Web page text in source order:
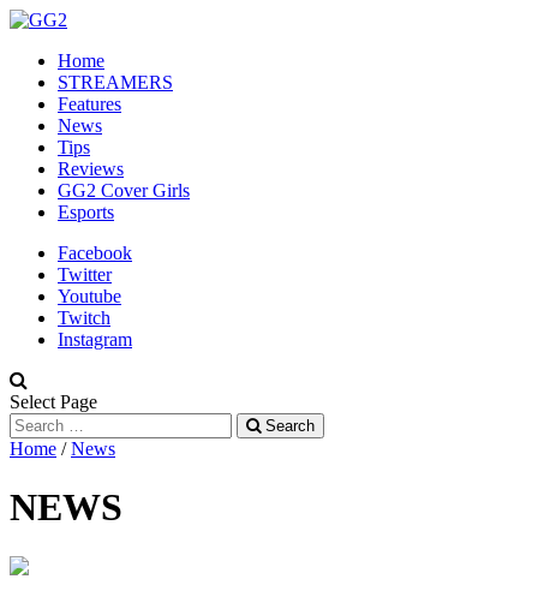
Home
STREAMERS
Features
News
Tips
Reviews
GG2 Cover Girls
Esports
Facebook
Twitter
Youtube
Twitch
Instagram
Select Page
Search
Home /News
NEWS